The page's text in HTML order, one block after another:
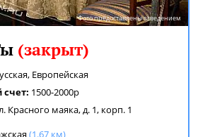
Фото предоставлены заведением
(закрыт)
, Европейская
счет: 1500-2000р
Красного маяка, д. 1, корп. 1
(1.67 км)